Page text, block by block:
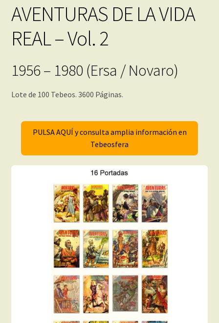
AVENTURAS DE LA VIDA
REAL – Vol. 2
1956 – 1980 (Ersa / Novaro)
Lote de 100 Tebeos. 3600 Páginas.
PULSA AQUÍ y consulta amplia información en
Tebeosfera